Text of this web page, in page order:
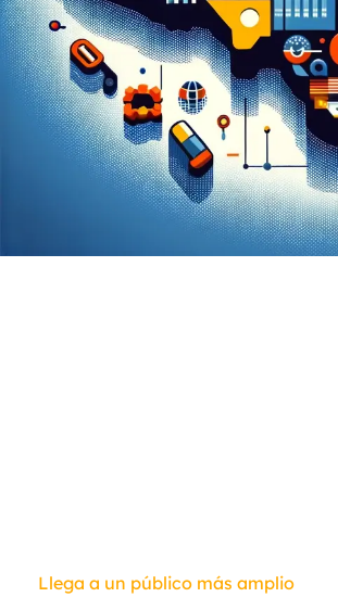
Llega a un público más amplio